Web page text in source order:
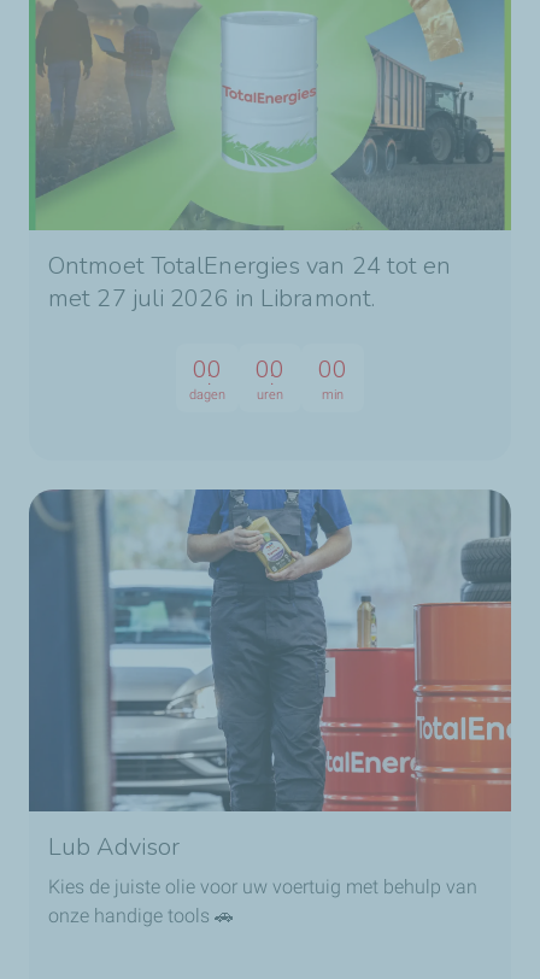
Ontmoet TotalEnergies van 24 tot en
met 27 juli 2026 in Libramont.
00
dagen
00
uren
00
min
Lub Advisor
Kies de juiste olie voor uw voertuig met behulp van
onze handige tools 🚗